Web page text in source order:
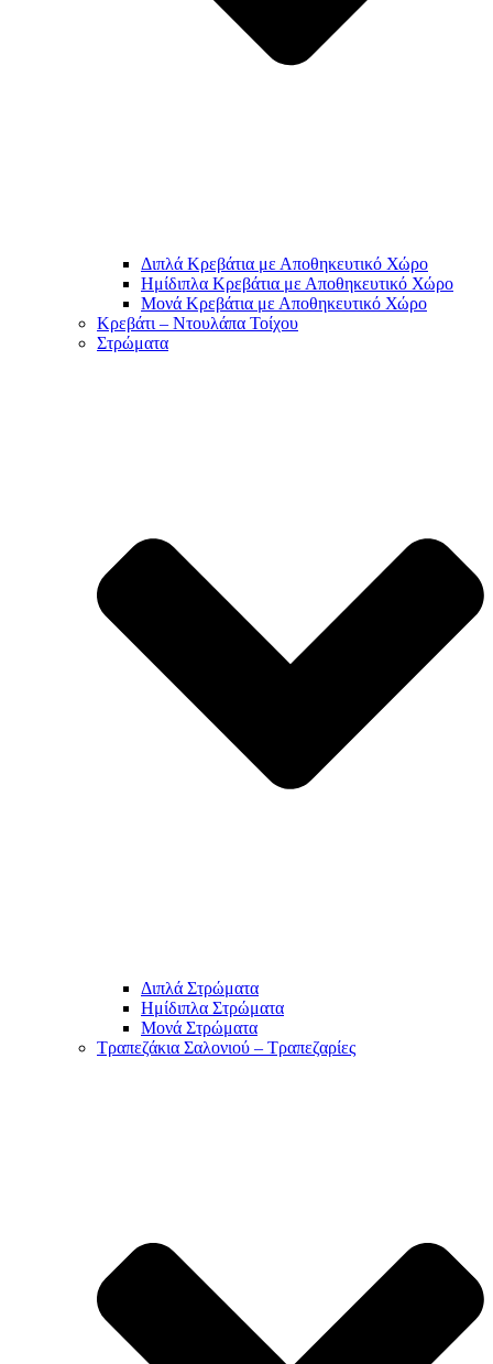
Διπλά Κρεβάτια με Αποθηκευτικό Χώρο
Ημίδιπλα Κρεβάτια με Αποθηκευτικό Χώρο
Μονά Κρεβάτια με Αποθηκευτικό Χώρο
Κρεβάτι – Ντουλάπα Τοίχου
Στρώματα
Διπλά Στρώματα
Ημίδιπλα Στρώματα
Μονά Στρώματα
Τραπεζάκια Σαλονιού – Τραπεζαρίες